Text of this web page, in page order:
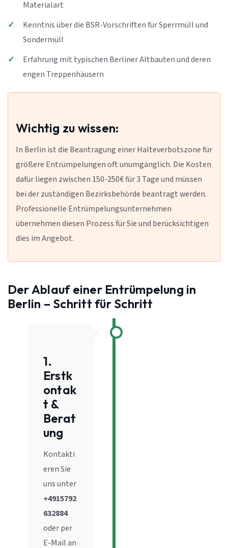
Materialart
Kenntnis über die BSR-Vorschriften für Sperrmüll und
Sondermüll
Erfahrung mit typischen Berliner Altbauten und deren
engen Treppenhäusern
Wichtig zu wissen:
In Berlin ist die Beantragung einer Halteverbotszone für
größere Entrümpelungen oft unumgänglich. Die Kosten
dafür liegen zwischen 150-250€ für 3 Tage und müssen
bei der zuständigen Bezirksbehörde beantragt werden.
Professionelle Entrümpelungsunternehmen
übernehmen diesen Prozess für Sie und berücksichtigen
dies im Angebot.
Der Ablauf einer Entrümpelung in
Berlin – Schritt für Schritt
1.
Erstk
ontak
t &
Berat
ung
Kontakti
eren Sie
uns unter
+4915792
632884
oder per
E-Mail an